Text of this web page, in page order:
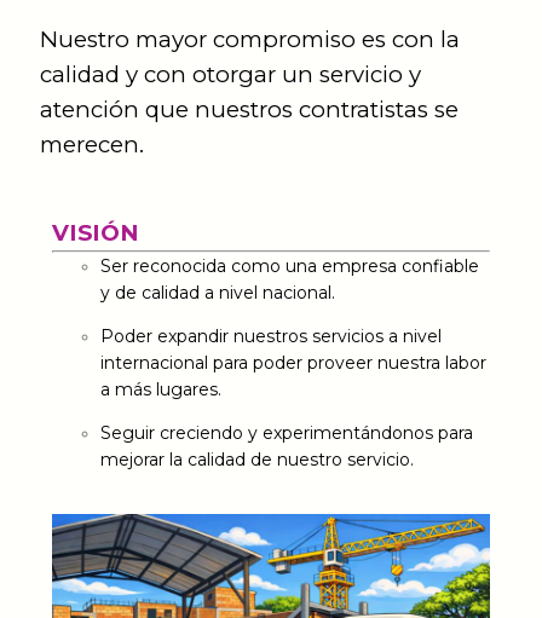
Nuestro mayor compromiso es con la
calidad y con otorgar un servicio y
atención que nuestros contratistas se
merecen.
VISIÓN
Ser reconocida como una empresa confiable
y de calidad a nivel nacional.
Poder expandir nuestros servicios a nivel
internacional para poder proveer nuestra labor
a más lugares.
Seguir creciendo y experimentándonos para
mejorar la calidad de nuestro servicio.